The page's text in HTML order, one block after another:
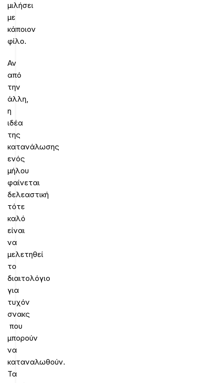
μιλήσει
με
κάποιον
φίλο.
Αν
από
την
άλλη,
η
ιδέα
της
κατανάλωσης
ενός
μήλου
φαίνεται
δελεαστική
τότε
καλό
είναι
να
μελετηθεί
το
διαιτολόγιο
για
τυχόν
σνακς
που
μπορούν
να
καταναλωθούν.
Τα